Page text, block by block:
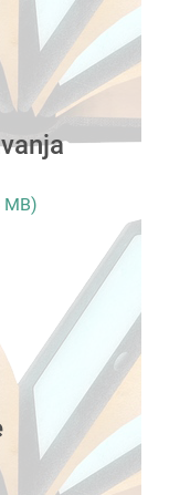
MB)